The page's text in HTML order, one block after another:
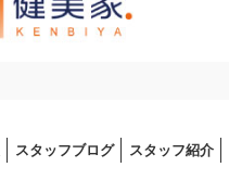
スタッフブログ スタッフ紹介